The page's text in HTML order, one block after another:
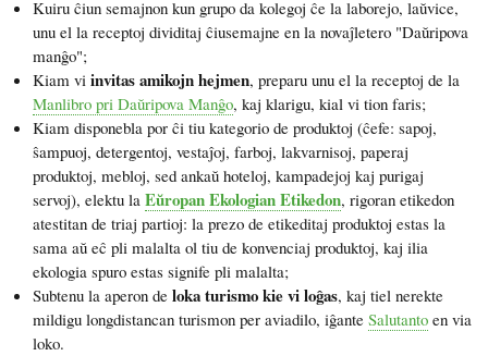
Kuiru ĉiun semajnon kun grupo da kolegoj ĉe la laborejo, laŭvice,
unu el la receptoj dividitaj ĉiusemajne en la novaĵletero "Daŭripova
manĝo";
Kiam vi invitas amikojn hejmen, preparu unu el la receptoj de la
Manlibro pri Daŭripova Manĝo, kaj klarigu, kial vi tion faris;
Kiam disponebla por ĉi tiu kategorio de produktoj (ĉefe: sapoj,
ŝampuoj, detergentoj, vestaĵoj, farboj, lakvarnisoj, paperaj
produktoj, mebloj, sed ankaŭ hoteloj, kampadejoj kaj purigaj
servoj), elektu la Eŭropan Ekologian Etikedon, rigoran etikedon
atestitan de triaj partioj: la prezo de etikeditaj produktoj estas la
sama aŭ eĉ pli malalta ol tiu de konvenciaj produktoj, kaj ilia
ekologia spuro estas signife pli malalta;
Subtenu la aperon de loka turismo kie vi loĝas, kaj tiel nerekte
mildigu longdistancan turismon per aviadilo, iĝante Salutanto en via
loko.